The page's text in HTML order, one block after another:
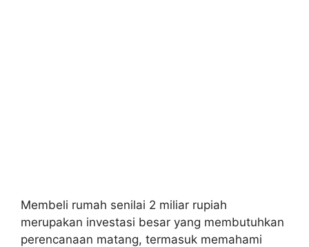
Membeli rumah senilai 2 miliar rupiah
merupakan investasi besar yang membutuhkan
perencanaan matang, termasuk memahami